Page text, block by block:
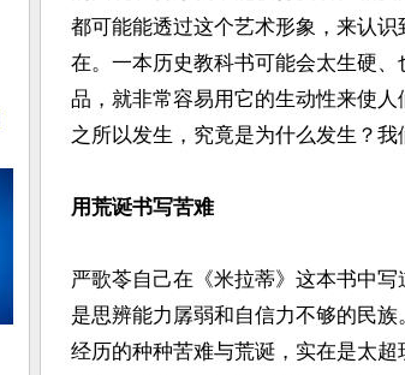
都可能能透过这个艺术形象，来认
在。一本历史教科书可能会太生硬
品，就非常容易用它的生动性来使
之所以发生，究竟是为什么发生？
用荒诞书写苦难
严歌苓自己在《米拉蒂》这本书中写
是思辨能力孱弱和自信力不够的民
经历的种种苦难与荒诞，实在是太